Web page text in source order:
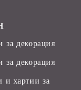
за декорация
за декорация
и хартии за